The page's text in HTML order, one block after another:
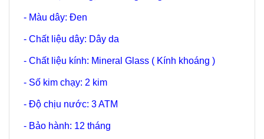
- Màu dây: Đen
- Chất liệu dây: Dây da
- Chất liệu kính: Mineral Glass ( Kính khoáng )
- Số kim chạy: 2 kim
- Độ chịu nước: 3 ATM
- Bảo hành: 12 tháng